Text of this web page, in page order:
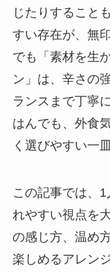
じたりすること
すい存在が、無
でも「素材を生
ン」は、辛さの
ランスまで丁寧
はんでも、外食
く選びやすい一
この記事では、
れやすい視点を
の感じ方、温め
楽しめるアレン